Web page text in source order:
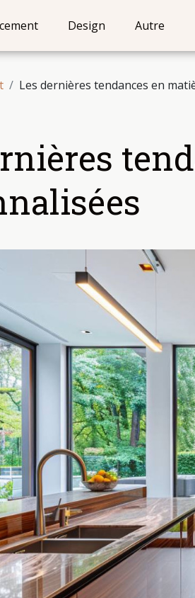
Design Autre
Les dernières tendances en